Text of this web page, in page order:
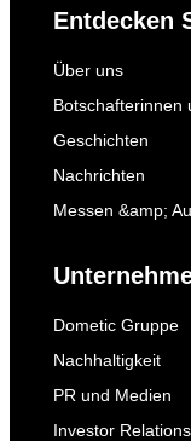
Entdecken
Über uns
Botschafterinnen
Geschichten
Nachrichten
Messen &amp;
Dometic Gruppe
Nachhaltigkeit
PR und Medien
Investor Relations